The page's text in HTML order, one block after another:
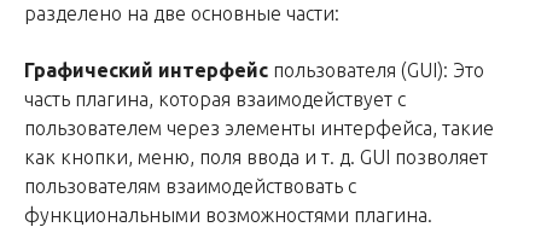
разделено на две основные части:
Графический интерфейс пользователя (GUI): Это
часть плагина, которая взаимодействует с
пользователем через элементы интерфейса, такие
как кнопки, меню, поля ввода и т. д. GUI позволяет
пользователям взаимодействовать с
функциональными возможностями плагина.